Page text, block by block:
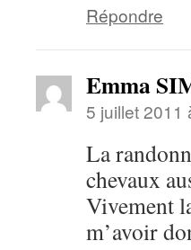
Répondre
Emma
5 juillet 2011
La
chevaux
Vivement
m’avoir